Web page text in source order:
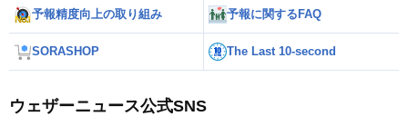
予報精度向上の取り組み 予報に関するFAQ
SORASHOP The Last 10-second
ウェザーニュース公式SNS